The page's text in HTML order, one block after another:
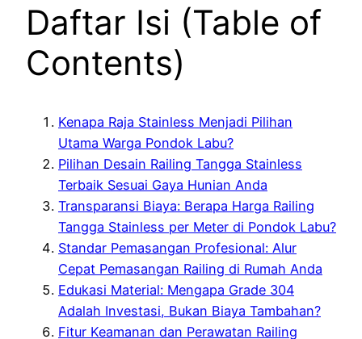
Daftar Isi (Table of
Contents)
Kenapa Raja Stainless Menjadi Pilihan
Utama Warga Pondok Labu?
Pilihan Desain Railing Tangga Stainless
Terbaik Sesuai Gaya Hunian Anda
Transparansi Biaya: Berapa Harga Railing
Tangga Stainless per Meter di Pondok Labu?
Standar Pemasangan Profesional: Alur
Cepat Pemasangan Railing di Rumah Anda
Edukasi Material: Mengapa Grade 304
Adalah Investasi, Bukan Biaya Tambahan?
Fitur Keamanan dan Perawatan Railing